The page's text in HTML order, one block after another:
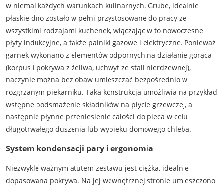
w niemal każdych warunkach kulinarnych. Grube, idealnie
płaskie dno zostało w pełni przystosowane do pracy ze
wszystkimi rodzajami kuchenek, włączając w to nowoczesne
płyty indukcyjne, a także palniki gazowe i elektryczne. Ponieważ
garnek wykonano z elementów odpornych na działanie gorąca
(korpus i pokrywa z żeliwa, uchwyt ze stali nierdzewnej),
naczynie można bez obaw umieszczać bezpośrednio w
rozgrzanym piekarniku. Taka konstrukcja umożliwia na przykład
wstępne podsmażenie składników na płycie grzewczej, a
następnie płynne przeniesienie całości do pieca w celu
długotrwałego duszenia lub wypieku domowego chleba.
System kondensacji pary i ergonomia
Niezwykle ważnym atutem zestawu jest ciężka, idealnie
dopasowana pokrywa. Na jej wewnętrznej stronie umieszczono